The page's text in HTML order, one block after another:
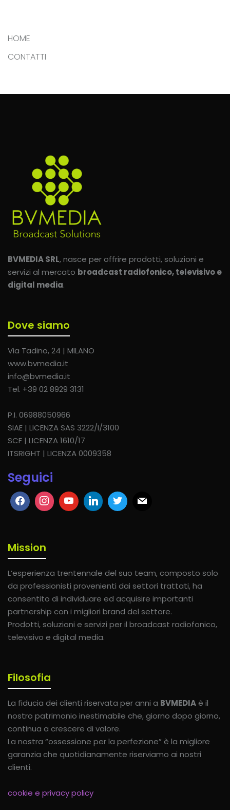
HOME
CONTATTI
BVMEDIA SRL, nasce per offrire prodotti, soluzioni e
servizi al mercato broadcast radiofonico, televisivo e
digital media.
Dove siamo
Via Tadino, 24 | MILANO
www.bvmedia.it
info@bvmedia.it
Tel. +39 02 8929 3131
P.I. 06988050966
SIAE | LICENZA SAS 3222/I/3100
SCF | LICENZA 1610/17
ITSRIGHT | LICENZA 0009358
Seguici
Mission
L’esperienza trentennale del suo team, composto solo
da professionisti provenienti dai settori trattati, ha
consentito di individuare ed acquisire importanti
partnership con i migliori brand del settore.
Prodotti, soluzioni e servizi per il broadcast radiofonico,
televisivo e digital media.
Filosofia
La fiducia dei clienti riservata per anni a BVMEDIAè il
nostro patrimonio inestimabile che, giorno dopo giorno,
continua a crescere di valore.
La nostra “ossessione per la perfezione” è la migliore
garanzia che quotidianamente riserviamo ai nostri
clienti.
cookie e privacy policy